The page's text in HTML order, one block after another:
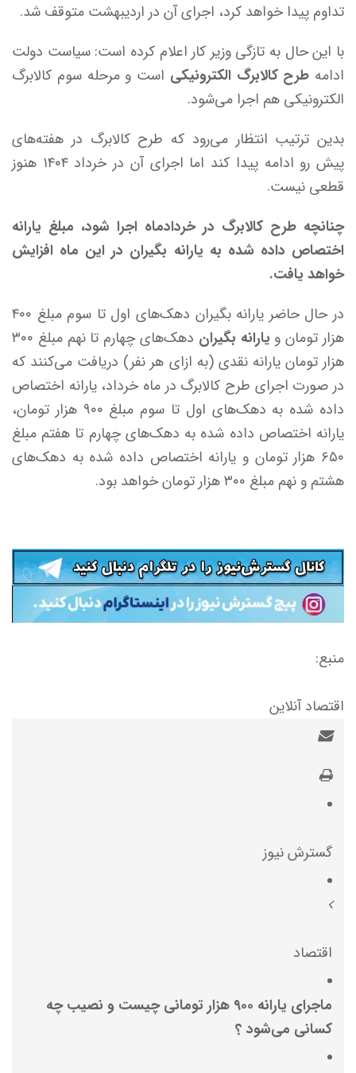
تداوم پیدا خواهد کرد، اجرای آن در اردیبهشت متوقف شد.
با این حال به تازگی وزیر کار اعلام کرده است: سیاست دولت
ادامه طرح کالابرگ الکترونیکی است و مرحله سوم کالابرگ
الکترونیکی هم اجرا می‌شود.
بدین ترتیب انتظار می‌رود که طرح کالابرگ در هفته‌های
پیش رو ادامه پیدا کند اما اجرای آن در خرداد ۱۴۰۴ هنوز
قطعی نیست.
چنانچه طرح کالابرگ در خردادماه اجرا شود، مبلغ یارانه
اختصاص داده شده به یارانه بگیران در این ماه افزایش
خواهد یافت.
در حال حاضر یارانه بگیران دهک‌های اول تا سوم مبلغ ۴۰۰
هزار تومان و یارانه بگیران
دهک‌های چهارم تا نهم مبلغ ۳۰۰
هزار تومان یارانه نقدی (به ازای هر نفر) دریافت می‌کنند که
در صورت اجرای طرح کالابرگ در ماه خرداد، یارانه اختصاص
داده شده به دهک‌های اول تا سوم مبلغ ۹۰۰ هزار تومان،
یارانه اختصاص داده شده به دهک‌های چهارم تا هفتم مبلغ
۶۵۰ هزار تومان و یارانه اختصاص داده شده به دهک‌های
هشتم و نهم مبلغ ۳۰۰ هزار تومان خواهد بود.
منبع:
اقتصاد آنلاین
گسترش نیوز
اقتصاد
ماجرای یارانه ۹۰۰ هزار تومانی چیست و نصیب چه
کسانی می‌شود ؟